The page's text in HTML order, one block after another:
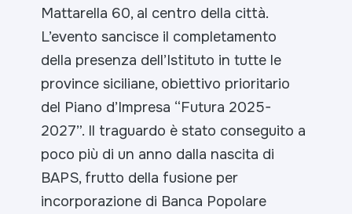
Mattarella 60, al centro della città.
L’evento sancisce il completamento
della presenza dell’Istituto in tutte le
province siciliane, obiettivo prioritario
del Piano d’Impresa “Futura 2025-
2027”. Il traguardo è stato conseguito a
poco più di un anno dalla nascita di
BAPS, frutto della fusione per
incorporazione di Banca Popolare